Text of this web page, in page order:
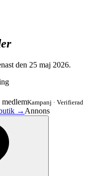
den 25 maj 2026.
medlemKampanj · Verifierad
→ Annons